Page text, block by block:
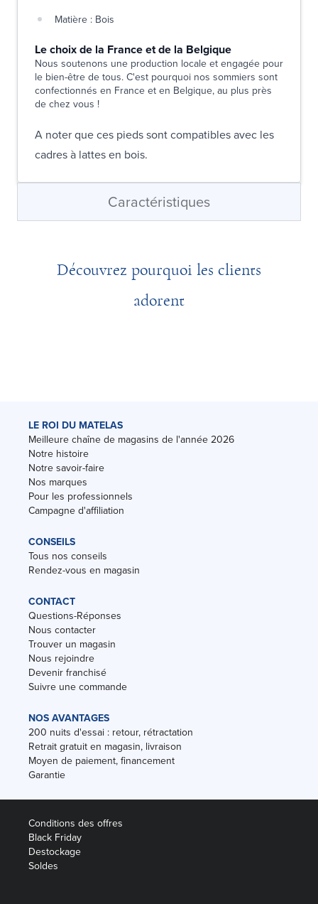
Matière : Bois
Le choix de la France et de la Belgique
Nous soutenons une production locale et engagée pour
le bien-être de tous. C'est pourquoi nos sommiers sont
confectionnés en France et en Belgique, au plus près
de chez vous !
A noter que ces pieds sont compatibles avec les
cadres à lattes en bois.
Caractéristiques
Découvrez pourquoi les clients
adorent
LE ROI DU MATELAS
Meilleure chaîne de magasins de l'année 2026
Notre histoire
Notre savoir-faire
Nos marques
Pour les professionnels
Campagne d'affiliation
CONSEILS
Tous nos conseils
Rendez-vous en magasin
CONTACT
Questions-Réponses
Nous contacter
Trouver un magasin
Nous rejoindre
Devenir franchisé
Suivre une commande
NOS AVANTAGES
200 nuits d'essai : retour, rétractation
Retrait gratuit en magasin, livraison
Moyen de paiement, financement
Garantie
Conditions des offres
Black Friday
Destockage
Soldes